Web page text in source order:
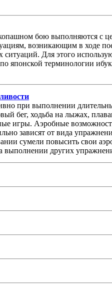
бою выполняются с
возникающим в ходе
Для этого
японской терминологии
при выполнении
бег, ходьба на лыжах,
игры. Аэробные
зависят от вида
сумели повысить свои
выполнении других